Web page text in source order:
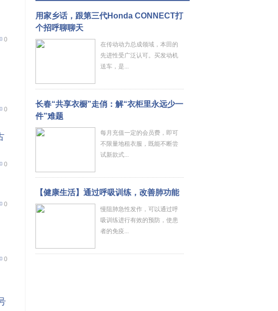
0
0
0
0
0
用家乡话，跟第三代Honda CONNECT打
个招呼聊聊天
在传动动力总成领域，本田的
先进性受广泛认可。买发动机
送车，是...
长春“共享衣橱”走俏：解“衣柜里永远少一
件”难题
每月充值一定的会员费，即可
不限量地租衣服，既能不断尝
试新款式...
【健康生活】通过呼吸训练，改善肺功能
慢阻肺急性发作，可以通过呼
吸训练进行有效的预防，使患
者的免疫...